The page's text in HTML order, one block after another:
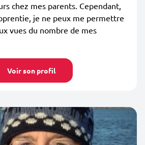
chez mes parents. Cependant,
je ne peux me permettre
vues du nombre de mes
Voir son profil